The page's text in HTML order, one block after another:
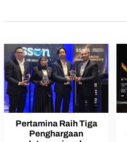
Pertamina Raih Tiga
Penghargaan